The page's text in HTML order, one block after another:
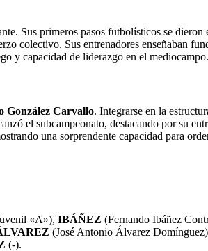
Sus primeros pasos futbolísticos se dieron
colectivo. Sus entrenadores enseñaban
y capacidad de liderazgo en el mediocampo.
González Carvallo. Integrarse en la
el subcampeonato, destacando por su
una sorprendente capacidad para
«A»), IBÁÑEZ (Fernando Ibáñez
(José Antonio Álvarez Domínguez)
(-).